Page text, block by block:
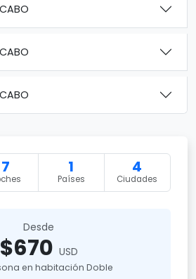
7 1
Países
4
Ciudades
Desde
$670 USD
en habitación Doble